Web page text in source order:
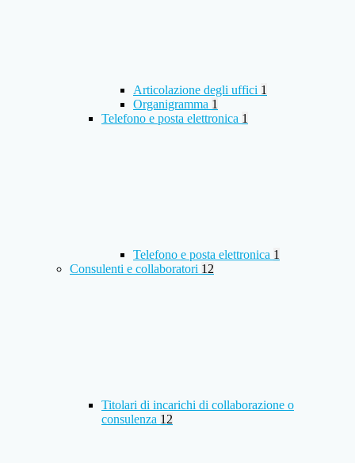
Articolazione degli uffici 1
Organigramma 1
Telefono e posta elettronica 1
Telefono e posta elettronica 1
Consulenti e collaboratori 12
Titolari di incarichi di collaborazione o
consulenza 12